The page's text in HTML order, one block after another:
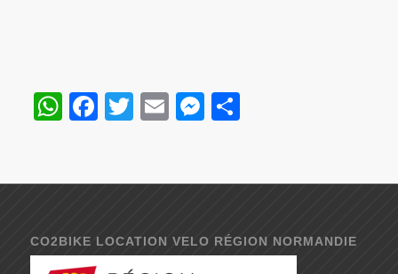
WhatsApp
Facebook
Twitter
EmailMessenger
CO2BIKE LOCATION VELO RÉGION NORMANDIE